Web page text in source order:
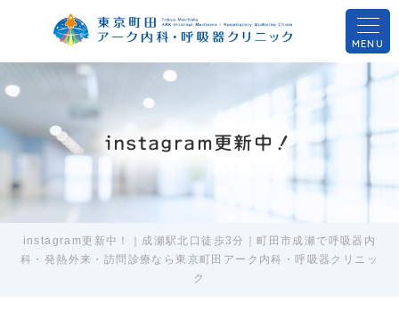
MENU
instagram更新中！
instagram更新中！｜成瀬駅北口徒歩3分｜町田市成瀬で呼吸器内
科・発熱外来・訪問診療なら東京町田アーク内科・呼吸器クリニッ
ク